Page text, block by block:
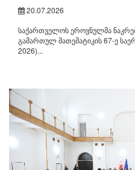
20.07.2026
საქართველოს ეროვნულმა
გამართულ მათემატიკის 67-ე
2026)...